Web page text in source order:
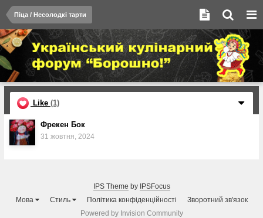
Піца / Несолодкі тарти
Like (1)
Фрекен Бок
31 жовтня, 2024
IPS Theme by IPSFocus
Мова
Стиль Політика конфіденційності
Зворотний зв'язок
Powered by Invision Community